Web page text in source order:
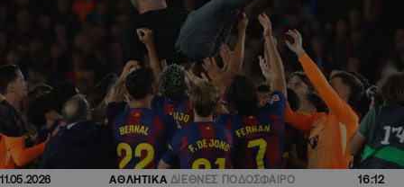
11.05.2026 ΑΘΛΗΤΙΚΑ ΔΙΕΘΝΕΣ ΠΟΔΟΣΦΑΙΡΟ 16:12